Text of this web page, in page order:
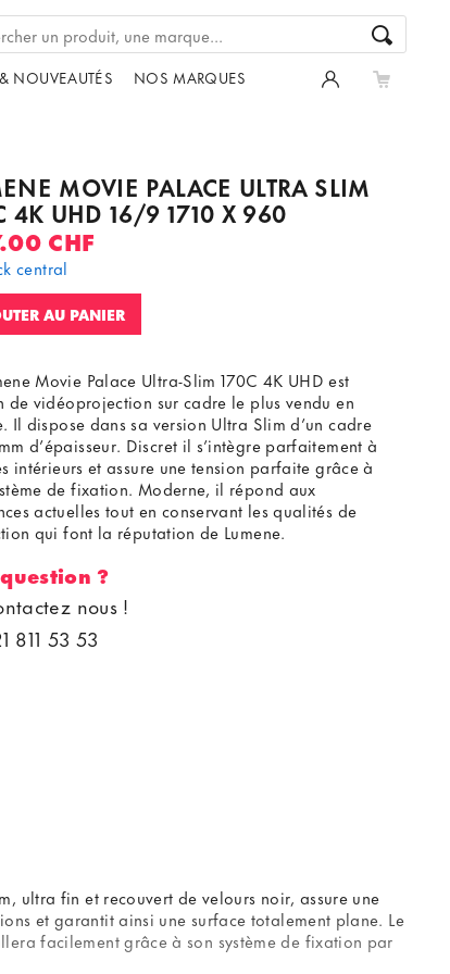
NOUVEAUTÉS NOS MARQUES
MOVIE PALACE ULTRA SLIM
4K UHD 16/9 1710 X 960
CHF
central
AU PANIER
Movie Palace Ultra-Slim 170C 4K UHD est
de vidéoprojection sur cadre le plus vendu en
Il dispose dans sa version Ultra Slim d’un cadre
d’épaisseur. Discret il s’intègre parfaitement à
intérieurs et assure une tension parfaite grâce à
de fixation. Moderne, il répond aux
actuelles tout en conservant les qualités de
qui font la réputation de Lumene.
?
nous !
811 53 53
ultra fin et recouvert de velours noir, assure une
et garantit ainsi une surface totalement plane. Le
facilement grâce à son système de fixation par